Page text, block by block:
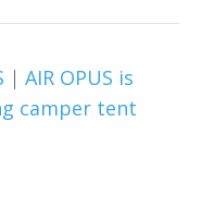
| AIR OPUS is
camper tent